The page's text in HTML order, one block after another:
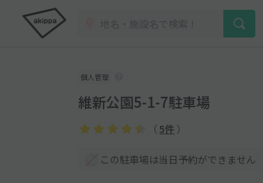
個人管理
維新公園5-1-7駐車場
（ 5件 ）
この駐車場は当日予約ができません